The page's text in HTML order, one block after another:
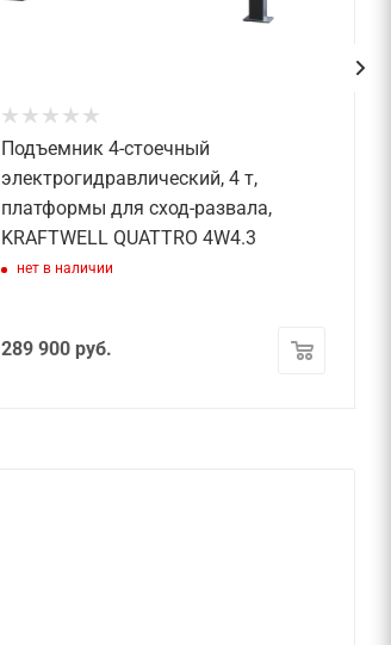
Подъемник 4-стоечный
электрогидравлический, 4 т,
платформы для сход-развала,
KRAFTWELL QUATTRO 4W4.3
нет в наличии
289 900 руб.